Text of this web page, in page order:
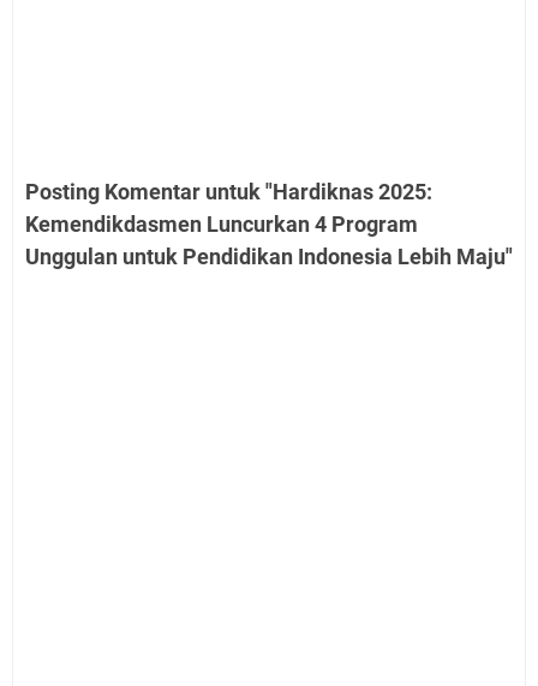
Posting Komentar untuk "Hardiknas 2025:
Kemendikdasmen Luncurkan 4 Program
Unggulan untuk Pendidikan Indonesia Lebih Maju"